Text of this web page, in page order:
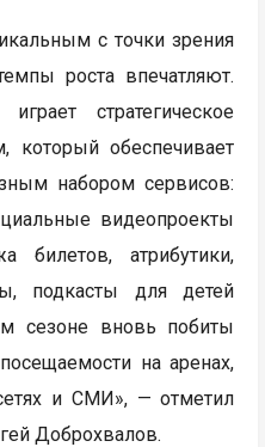
с точки зрения
роста впечатляют.
стратегическое
который обеспечивает
набором сервисов:
видеопроекты
билетов, атрибутики,
подкасты для детей
сезоне вновь побиты
на аренах,
и СМИ», — отметил
Доброхвалов.